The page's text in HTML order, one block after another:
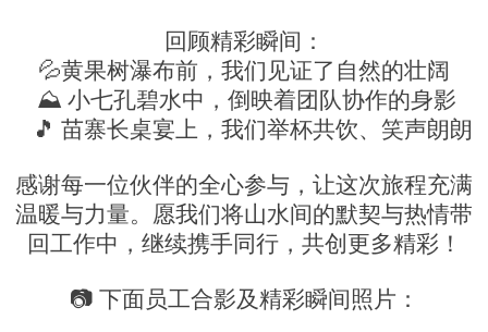
回顾精彩瞬间：
💦黄果树瀑布前，我们见证了自然的壮阔
⛰️ 小七孔碧水中，倒映着团队协作的身影
🎵 苗寨长桌宴上，我们举杯共饮、笑声朗朗
感谢每一位伙伴的全心参与 ，让这次旅程充满
温暖与力量。愿我们将山水间的默契与热情带
回工作中，继续携手同行，共创更多精彩！
📷 下面 员工合影及精彩瞬间照片 ：